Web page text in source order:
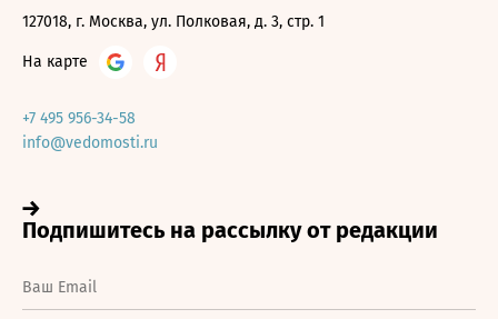
127018, г. Москва, ул. Полковая, д. 3, стр. 1
На карте
+7 495 956-34-58
info@vedomosti.ru